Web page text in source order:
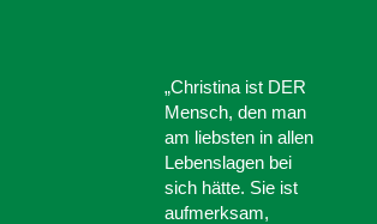
„Christina ist DER
Mensch, den man
am liebsten in allen
Lebenslagen bei
sich hätte. Sie ist
aufmerksam,